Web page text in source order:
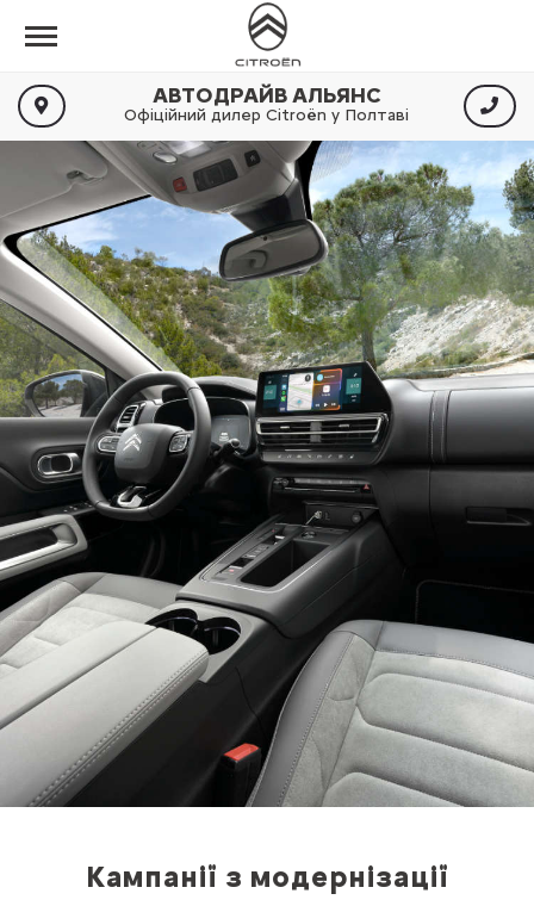
АВТОДРАЙВ АЛЬЯНС
Офіційний дилер Citroën у Полтаві
Кампанії з модернізації